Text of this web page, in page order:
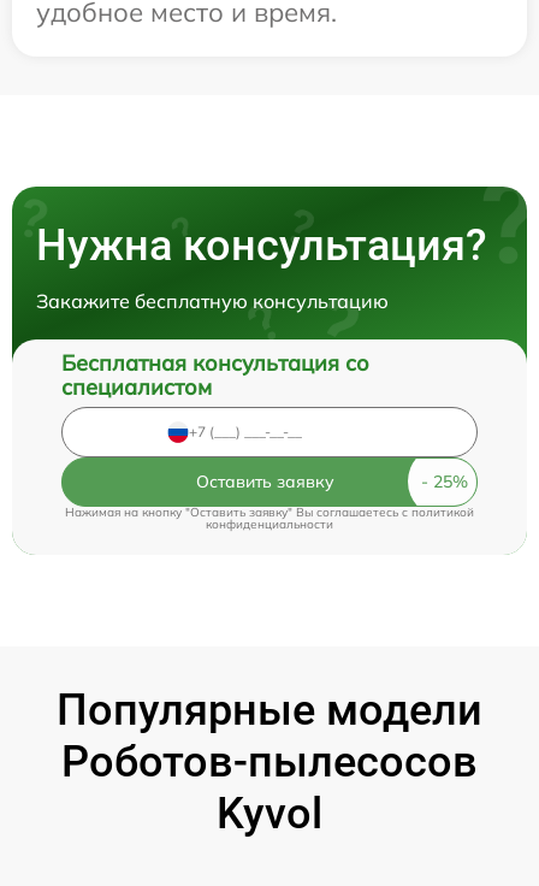
удобное место и время.
Нужна консультация?
Закажите бесплатную консультацию
Бесплатная консультация со
специалистом
Оставить заявку
Нажимая на кнопку "Оставить заявку" Вы соглашаетесь cполитикой
конфиденциальности
Популярные модели
Роботов-пылесосов
Kyvol